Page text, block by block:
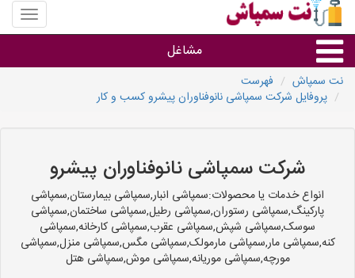
منوی
سایت
مشاغل
گروه ها
نت سمپاش
فهرست
پروفایل شرکت سمپاشی نانوفناوران پیشرو کسب و کار
شرکت سمپاشی نانوفناوران پیشرو
انواع خدمات یا محصولات:سمپاشی انبار,سمپاشی بیمارستان,سمپاشی
پارکینگ,سمپاشی رستوران,سمپاشی رطیل,سمپاشی ساختمان,سمپاشی
سوسک,سمپاشی شپش,سمپاشی عقرب,سمپاشی کارخانه,سمپاشی
کنه,سمپاشی مار,سمپاشی مارمولک,سمپاشی مگس,سمپاشی منزل,سمپاشی
مورچه,سمپاشی موریانه,سمپاشی موش,سمپاشی هتل